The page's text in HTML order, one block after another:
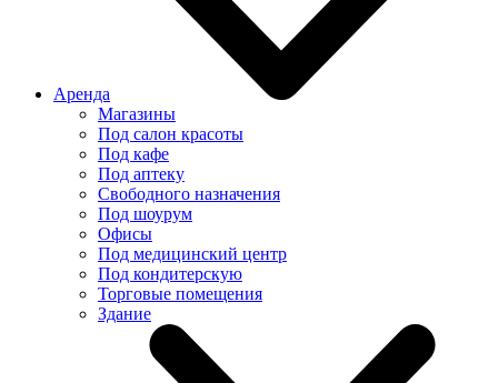
Аренда
Магазины
Под салон красоты
Под кафе
Под аптеку
Свободного назначения
Под шоурум
Офисы
Под медицинский центр
Под кондитерскую
Торговые помещения
Здание